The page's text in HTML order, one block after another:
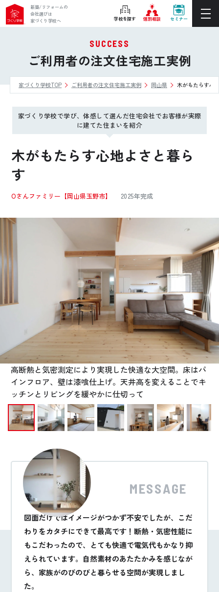
新築/リフォームの
会社選びは
家づくり学校へ
学校を探す 個別相談 セミナー
ぴったりの住宅会社をご提案
個別相談
後悔しない家づくりをレクチャー
セミナーをみる
ご利用は無料！全国20校
お近くの学校を探す
家づくり学校とは
お悩み・相談事例
よくある質問
ご利用者の声・実例
お役立ち情報
公式SNSをチェック
YOUTUBE Instagram
プライバシーポリシー
SUCCESS
ご利用者の注文住宅施工実例
家づくり学校TOP ご利用者の注文住宅施工実例 岡山県 木がもたらす心
家づくり学校で学び、体感して選んだ住宅会社でお客様が実際
に建てた住まいを紹介
木がもたらす心地よさと暮ら
す
Oさんファミリー 【岡山県玉野市】 2025年完成
高断熱と気密測定により実現した快適な大空間。床はパ
インフロア、壁は漆喰仕上げ。天井高を変えることでキ
ッチンとリビングを緩やかに仕切って
MESSAGE
図面だけではイメージがつかず不安でしたが、こだ
わりをカタチにできて最高です！断熱・気密性能に
もこだわったので、とても快適で電気代もかなり抑
えられています。自然素材のあたたかみを感じなが
ら、家族がのびのびと暮らせる空間が実現しまし
た。